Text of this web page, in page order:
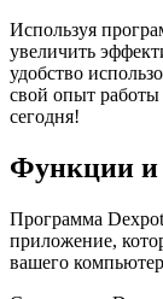
Используя
увеличить
удобство
свой опыт
сегодня!
Функции и
Программа
приложение,
вашего